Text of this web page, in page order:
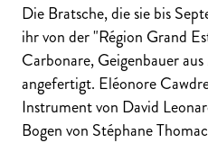
Die Bratsche, die sie bis
ihr von der "Région Grand
Carbonare, Geigenbauer
angefertigt. Eléonore
Instrument von David
Bogen von Stéphane